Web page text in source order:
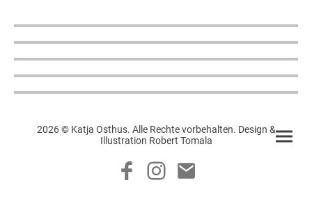
2026 © Katja Osthus. Alle Rechte vorbehalten. Design &
Illustration Robert Tomala